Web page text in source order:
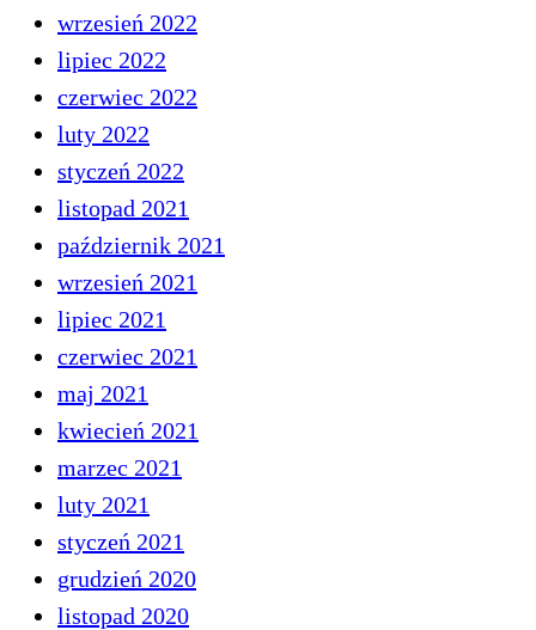
wrzesień 2022
lipiec 2022
czerwiec 2022
luty 2022
styczeń 2022
listopad 2021
październik 2021
wrzesień 2021
lipiec 2021
czerwiec 2021
maj 2021
kwiecień 2021
marzec 2021
luty 2021
styczeń 2021
grudzień 2020
listopad 2020